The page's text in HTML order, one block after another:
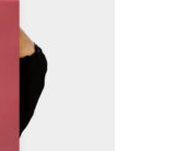
$12.00.